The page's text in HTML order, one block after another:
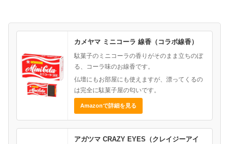
カメヤマ ミニコーラ 線香（コラボ線香）
駄菓子のミニコーラの香りがそのまま立ちのぼ
る、コーラ味のお線香です。
仏壇にもお部屋にも使えますが、漂ってくるの
は完全に駄菓子屋の匂いです。
Amazonで詳細を見る
アガツマ CRAZY EYES（クレイジーアイ